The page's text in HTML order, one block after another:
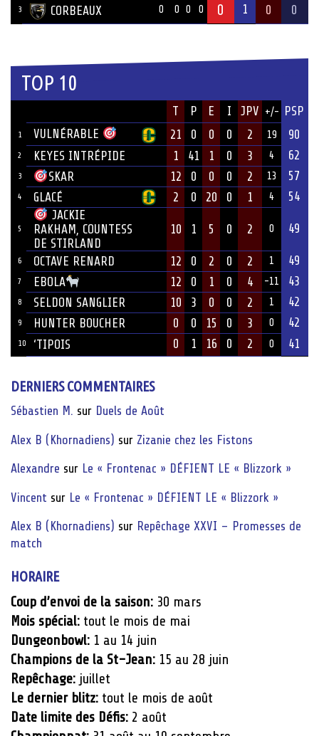
3 CORBEAUX 0 0 0 0 0 1 0 0
TOP 10
T P E I JPV +/- PSP
1 VULNÉRABLE 21 0 0 0 2 19 90
2 KEYES INTRÉPIDE 1 41 1 0 3 4 62
3 SKAR 12 0 0 0 2 13 57
4 GLACÉ 2 0 20 0 1 4 54
5
JACKIE
RAKHAM, COUNTESS
DE STIRLAND
10 1 5 0 2 0 49
6 OCTAVE RENARD 12 0 2 0 2 1 49
7 EBOLA 12 0 1 0 4 -11 43
8 SELDON SANGLIER 10 3 0 0 2 1 42
9 HUNTER BOUCHER 0 0 15 0 3 0 42
10 ‘TIPOIS 0 1 16 0 2 0 41
DERNIERS COMMENTAIRES
Sébastien M. sur Duels de Août
Alex B (Khornadiens) sur Zizanie chez les Fistons
Alexandre sur Le « Frontenac » DÉFIENT LE « Blizzork »
Vincent sur Le « Frontenac » DÉFIENT LE « Blizzork »
Alex B (Khornadiens) sur Repêchage XXVI – Promesses de
match
HORAIRE
Coup d’envoi de la saison: 30 mars
Mois spécial: tout le mois de mai
Dungeonbowl: 1 au 14 juin
Champions de la St-Jean: 15 au 28 juin
Repêchage: juillet
Le dernier blitz: tout le mois de août
Date limite des Défis: 2 août